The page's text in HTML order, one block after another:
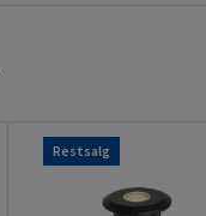
Restsalg